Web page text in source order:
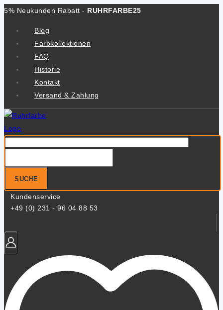
Zum
5% Neukunden Rabatt - RUHRFARBE25
Blog
Farbkollektionen
FAQ
Historie
Kontakt
Versand & Zahlung
nach:
SUCHE
Kundenservice
+49 (0) 231 - 96 04 88 53